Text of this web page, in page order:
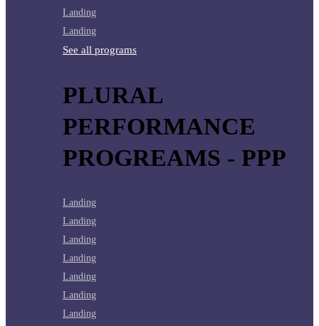
Landing
Landing
See all programs
PLURAL
PERFORMANCE
PROGREAMS - PPP
Landing
Landing
Landing
Landing
Landing
Landing
Landing